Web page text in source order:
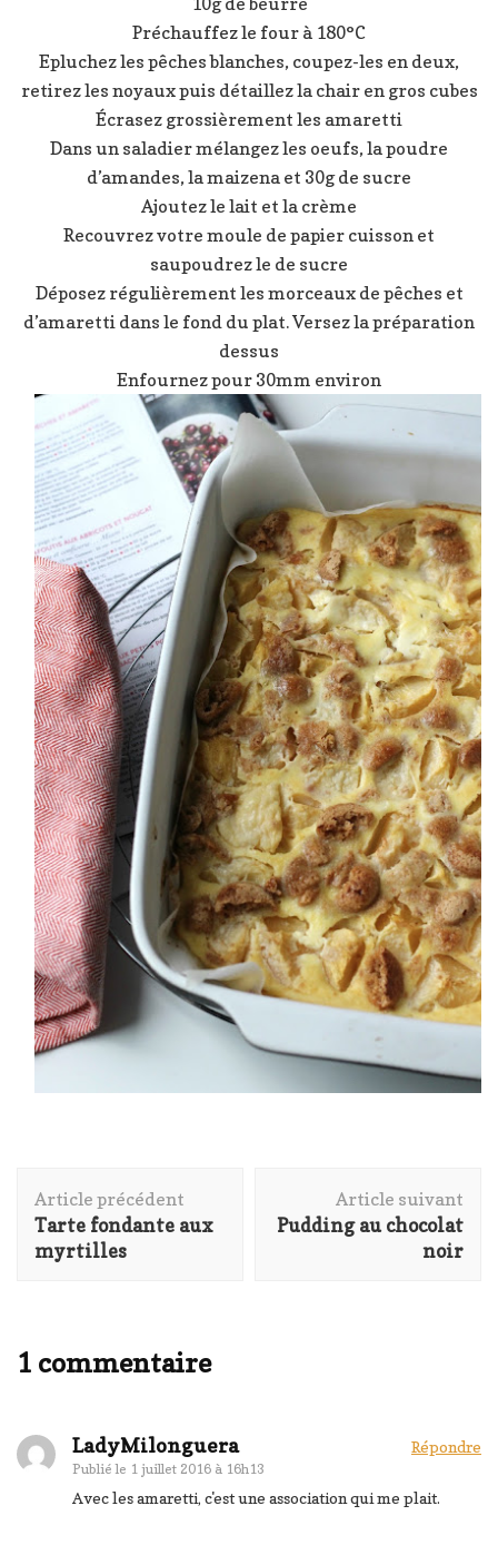
Préchauffez le four à 180°C
Epluchez les pêches blanches, coupez-les en deux,
retirez les noyaux puis détaillez la chair en gros cubes
Écrasez grossièrement les amaretti
Dans un saladier mélangez les oeufs, la poudre
d’amandes, la maizena et 30g de sucre
Ajoutez le lait et la crème
Recouvrez votre moule de papier cuisson et
saupoudrez le de sucre
Déposez régulièrement les morceaux de pêches et
d’amaretti dans le fond du plat. Versez la préparation
dessus
Enfournez pour 30mm environ
d'article
Article précédent
Tarte fondante aux
myrtilles
Article suivant
Pudding au chocolat
noir
1 commentaire
LadyMilonguera
Publié le 1 juillet 2016 à 16h13
Répondre
Avec les amaretti, c'est une association qui me plait.